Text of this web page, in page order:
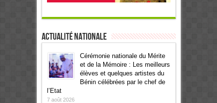
Actualité Nationale
Cérémonie nationale du Mérite
et de la Mémoire : Les meilleurs
élèves et quelques artistes du
Bénin célébrées par le chef de
l’Etat
7 août 2026